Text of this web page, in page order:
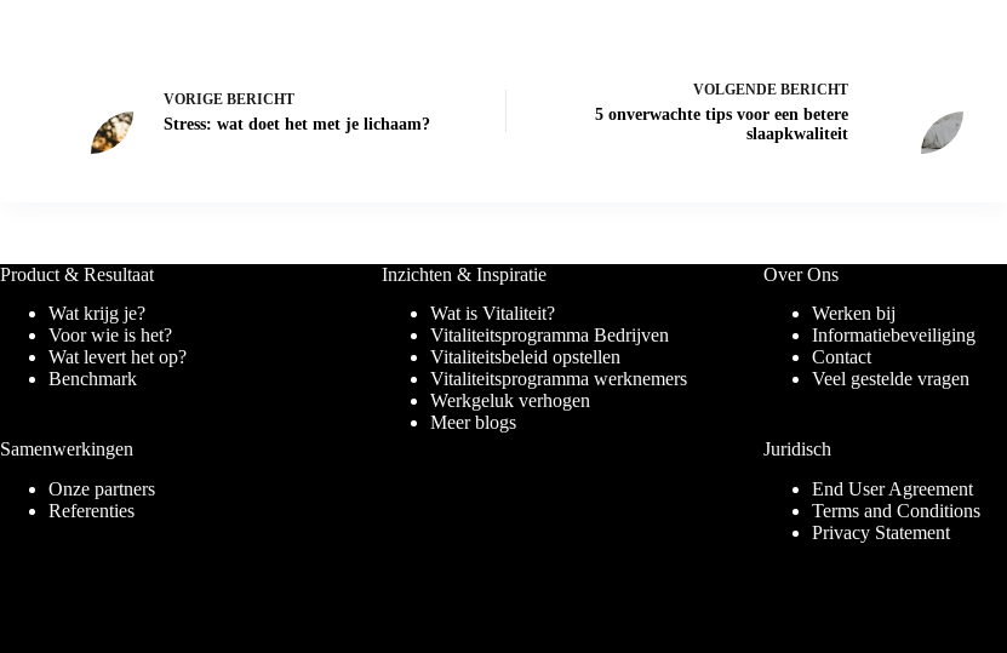
VORIGE BERICHT
Stress: wat doet het met je lichaam?
VOLGENDE BERICHT
5 onverwachte tips voor een betere
slaapkwaliteit
Product & Resultaat
Wat krijg je?
Voor wie is het?
Wat levert het op?
Benchmark
Samenwerkingen
Onze partners
Referenties
Inzichten & Inspiratie
Wat is Vitaliteit?
Vitaliteitsprogramma Bedrijven
Vitaliteitsbeleid opstellen
Vitaliteitsprogramma werknemers
Werkgeluk verhogen
Meer blogs
Over Ons
Werken bij
Informatiebeveiliging
Contact
Veel gestelde vragen
Juridisch
End User Agreement
Terms and Conditions
Privacy Statement